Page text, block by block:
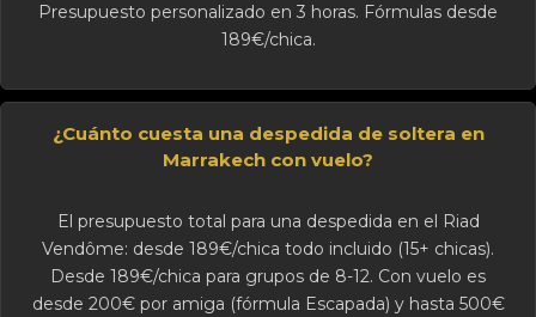
Presupuesto personalizado en 3 horas. Fórmulas desde
189€/chica.
¿Cuánto cuesta una despedida de soltera en
Marrakech con vuelo?
El presupuesto total para una despedida en el Riad
Vendôme: desde 189€/chica todo incluido (15+ chicas).
Desde 189€/chica para grupos de 8-12. Con vuelo es
desde 200€ por amiga (fórmula Escapada) y hasta 500€